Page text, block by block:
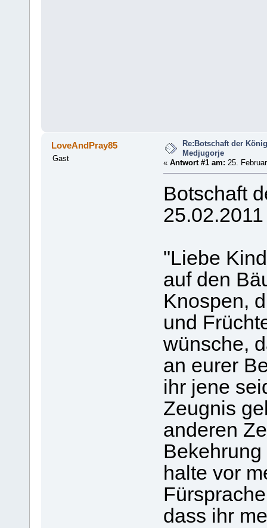
LoveAndPray85
Gast
Re:Botschaft der
Medjugorje
« Antwort #1 am: 25.
Botschaft
25.02.2011
"Liebe
auf den
Knospen,
und
wünsche,
an eurer
ihr jene
Zeugnis
anderen
halte vor
dass ihr